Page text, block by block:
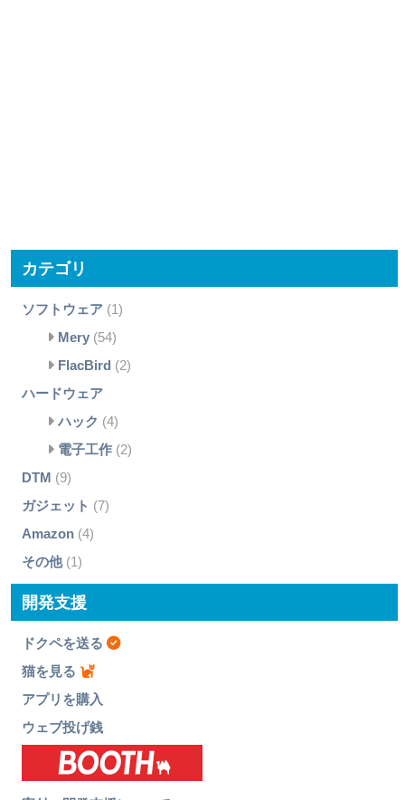
カテゴリ
ソフトウェア(1)
Mery(54)
FlacBird (2)
ハードウェア
ハック (4)
電子工作(2)
DTM (9)
ガジェット (7)
Amazon(4)
その他(1)
開発支援
ドクペを送る
猫を見る
アプリを購入
ウェブ投げ銭